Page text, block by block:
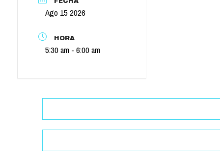
Ago 15 2026
HORA
5:30 am - 6:00 am